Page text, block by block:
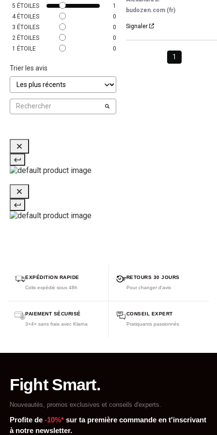
5 ÉTOILES
1
4ÉTOILES
0
3 ÉTOILES
0
2 ÉTOILES
0
1 ÉTOILE 0
Trier les avis
budozen.com (fr)
Signaler
1
EXPÉDITION RAPIDE
Colis expédié sous 48h
RETOURS 30 JOURS
Pour changer d'avis
PAIEMENT SÉCURISÉ
3×4× sans frais avec Klarna
CONSEIL EXPERT
Pratiquants passionnés
Fight Smart.
Nouveautés, promos exclusives et conseils d'experts.
Profite de -10%* sur ta première commande en t'inscrivant
à notre newsletter.